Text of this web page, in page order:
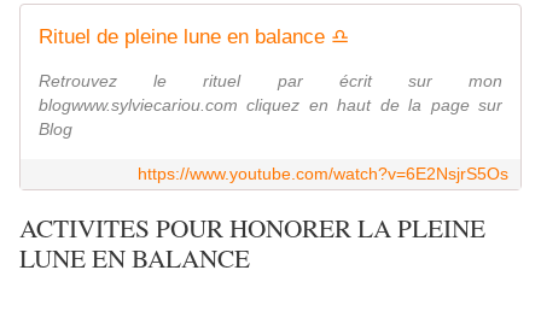
Rituel de pleine lune en balance ♎
Retrouvez le rituel par écrit sur mon
blogwww.sylviecariou.com cliquez en haut de la page sur
Blog
https://www.youtube.com/watch?v=6E2NsjrS5Os
ACTIVITES POUR HONORER LA PLEINE
LUNE EN BALANCE